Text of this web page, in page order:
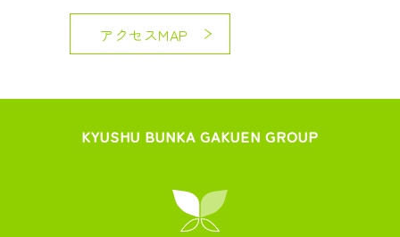
アクセスMAP
KYUSHU BUNKA GAKUEN GROUP